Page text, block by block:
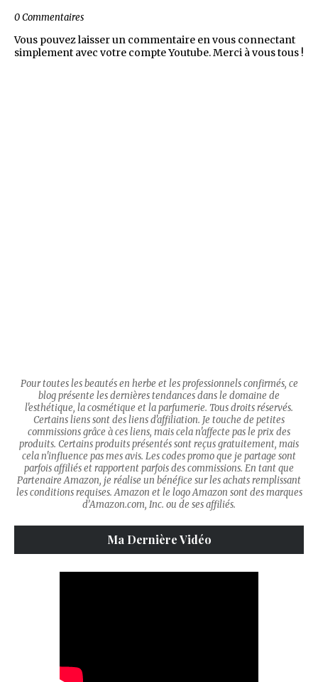
0 Commentaires
Vous pouvez laisser un commentaire en vous connectant
simplement avec votre compte Youtube. Merci à vous tous !
Pour toutes les beautés en herbe et les professionnels confirmés, ce
blog présente les dernières tendances dans le domaine de
l'esthétique, la cosmétique et la parfumerie. Tous droits réservés.
Certains liens sont des liens d'affiliation. Je touche de petites
commissions grâce à ces liens, mais cela n'affecte pas le prix des
produits. Certains produits présentés sont reçus gratuitement, mais
cela n'influence pas mes avis. Les codes promo que je partage sont
parfois affiliés et rapportent parfois des commissions. En tant que
Partenaire Amazon, je réalise un bénéfice sur les achats remplissant
les conditions requises. Amazon et le logo Amazon sont des marques
d’Amazon.com, Inc. ou de ses affiliés.
Ma Dernière Vidéo